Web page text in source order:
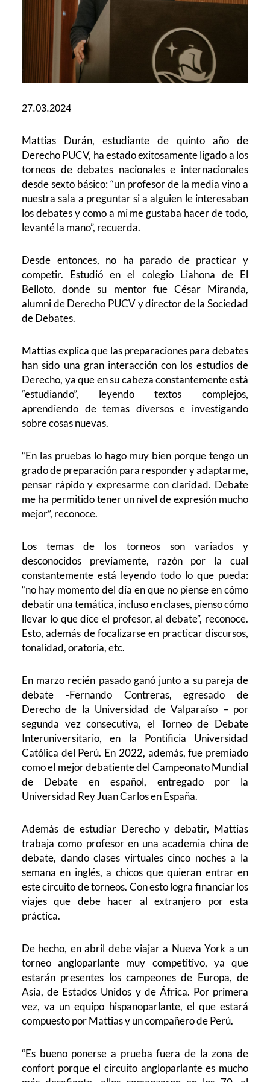
27.03.2024
Mattias Durán, estudiante de quinto año de
Derecho PUCV, ha estado exitosamente ligado a los
torneos de debates nacionales e internacionales
desde sexto básico: “un profesor de la media vino a
nuestra sala a preguntar si a alguien le interesaban
los debates y como a mi me gustaba hacer de todo,
levanté la mano”, recuerda.
Desde entonces, no ha parado de practicar y
competir. Estudió en el colegio Liahona de El
Belloto, donde su mentor fue César Miranda,
alumni de Derecho PUCV y director de la Sociedad
de Debates.
Mattias explica que las preparaciones para debates
han sido una gran interacción con los estudios de
Derecho, ya que en su cabeza constantemente está
“estudiando”, leyendo textos complejos,
aprendiendo de temas diversos e investigando
sobre cosas nuevas.
“En las pruebas lo hago muy bien porque tengo un
grado de preparación para responder y adaptarme,
pensar rápido y expresarme con claridad. Debate
me ha permitido tener un nivel de expresión mucho
mejor”, reconoce.
Los temas de los torneos son variados y
desconocidos previamente, razón por la cual
constantemente está leyendo todo lo que pueda:
“no hay momento del día en que no piense en cómo
debatir una temática, incluso en clases, pienso cómo
llevar lo que dice el profesor, al debate”, reconoce.
Esto, además de focalizarse en practicar discursos,
tonalidad, oratoria, etc.
En marzo recién pasado ganó junto a su pareja de
debate -Fernando Contreras, egresado de
Derecho de la Universidad de Valparaíso – por
segunda vez consecutiva, el Torneo de Debate
Interuniversitario, en la Pontificia Universidad
Católica del Perú. En 2022, además, fue premiado
como el mejor debatiente del Campeonato Mundial
de Debate en español, entregado por la
Universidad Rey Juan Carlos en España.
Además de estudiar Derecho y debatir, Mattias
trabaja como profesor en una academia china de
debate, dando clases virtuales cinco noches a la
semana en inglés, a chicos que quieran entrar en
este circuito de torneos. Con esto logra financiar los
viajes que debe hacer al extranjero por esta
práctica.
De hecho, en abril debe viajar a Nueva York a un
torneo angloparlante muy competitivo, ya que
estarán presentes los campeones de Europa, de
Asia, de Estados Unidos y de África. Por primera
vez, va un equipo hispanoparlante, el que estará
compuesto por Mattias y un compañero de Perú.
“Es bueno ponerse a prueba fuera de la zona de
confort porque el circuito angloparlante es mucho